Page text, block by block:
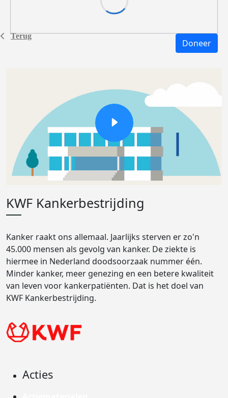
Terug
Doneer
KWF Kankerbestrijding
Kanker raakt ons allemaal. Jaarlijks sterven er zo'n
45.000 mensen als gevolg van kanker. De ziekte is
hiermee in Nederland doodsoorzaak nummer één.
Minder kanker, meer genezing en een betere kwaliteit
van leven voor kankerpatiënten. Dat is het doel van
KWF Kankerbestrijding.
Acties